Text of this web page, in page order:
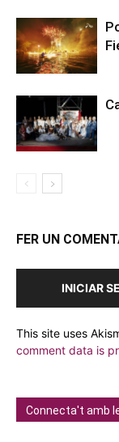
FER UN
INICIAR
This site uses
comment data is
Connecta't amb